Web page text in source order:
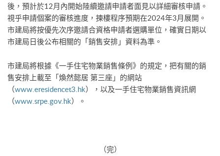
後，預計於12月內開始陸續邀請申請者面見以詳細審核申請。
視乎申請個案的審核進度，揀樓程序預期在2024年3月展開。
市建局將按優先次序邀請合資格申請者選購單位，確實日期以
市建局日後公布相關的「銷售安排」資料為準。
市建局將根據《一手住宅物業銷售條例》的規定，把有關的銷
售安排上載至「煥然懿居 第三座」的網站
（www.eresidencet3.hk），以及一手住宅物業銷售資訊網
（www.srpe.gov.hk）。
（完）